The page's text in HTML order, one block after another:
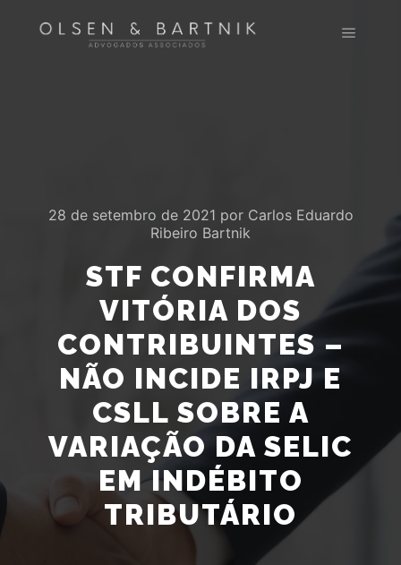
28 de setembro de 2021 por Carlos Eduardo
Ribeiro Bartnik
STF CONFIRMA
VITÓRIA DOS
CONTRIBUINTES –
NÃO INCIDE IRPJ E
CSLL SOBRE A
VARIAÇÃO DA SELIC
EM INDÉBITO
TRIBUTÁRIO